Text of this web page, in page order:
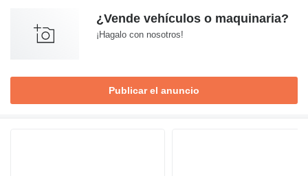
¿Vende vehículos o maquinaria?
¡Hagalo con nosotros!
Publicar el anuncio